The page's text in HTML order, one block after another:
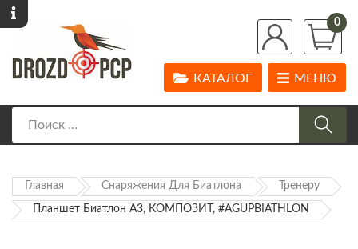
0
МЕНЮ
КАТАЛОГ
Главная Снаряжения Для Биатлона Тренеру
Планшет Биатлон А3, КОМПОЗИТ, #AGUPBIATHLON